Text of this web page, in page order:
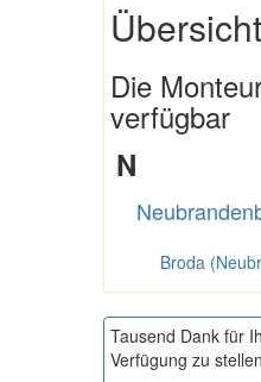
Die
verfügbar
N
Broda
Tausend Dank für
Verfügung zu